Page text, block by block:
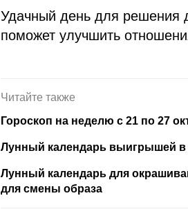
Удачный день для решения
поможет улучшить
Читайте также
Гороскоп на неделю с 21 по 27
Лунный календарь выигрышей в
Лунный календарь для
для смены образа